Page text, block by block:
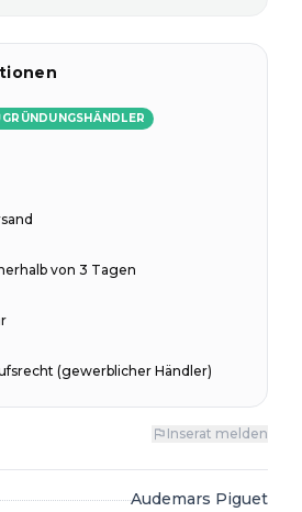
GRÜNDUNGSHÄNDLER
von 3 Tagen
(gewerblicher Händler)
Inserat melden
Audemars Piguet